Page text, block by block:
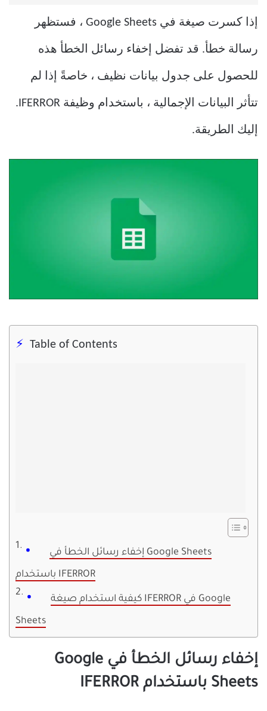
إذا كسرت صيغة في Google Sheets ، فستظهر
رسالة خطأ. قد تفضل إخفاء رسائل الخطأ هذه
للحصول على جدول بيانات نظيف ، خاصةً إذا لم
تتأثر البيانات الإجمالية ، باستخدام وظيفة IFERROR.
إليك الطريقة.
Table of Contents
إخفاء رسائل الخطأ في Google Sheets
باستخدام IFERROR
كيفية استخدام صيغة IFERROR في Google
Sheets
إخفاء رسائل الخطأ في Google
Sheets باستخدام IFERROR